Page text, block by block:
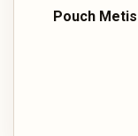
Pouch